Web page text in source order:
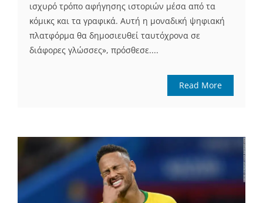
ισχυρό τρόπο αφήγησης ιστοριών μέσα από τα
κόμικς και τα γραφικά. Αυτή η μοναδική ψηφιακή
πλατφόρμα θα δημοσιευθεί ταυτόχρονα σε
διάφορες γλώσσες», πρόσθεσε....
Read More